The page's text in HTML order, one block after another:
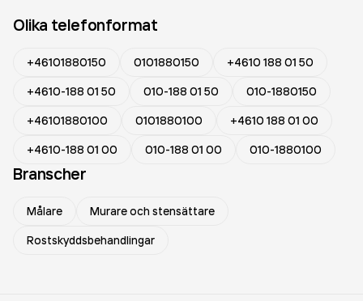
Olika telefonformat
+46101880150 0101880150
+4610 188 01 50
+4610-188 01 50
010-188 01 50
010-1880150
+46101880100
0101880100
+4610 188 01 00
+4610-188 01 00
010-188 01 00 010-1880100
Branscher
Målare
Murare och stensättare
Rostskyddsbehandlingar